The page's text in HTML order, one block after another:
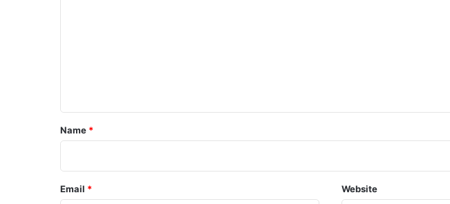
*
Name *
Email * Website